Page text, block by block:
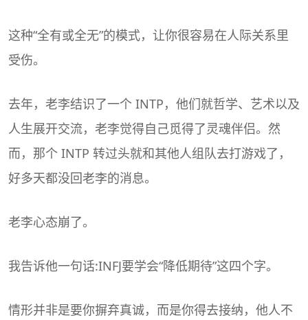
这种“全有或全无”的模式，让你很容易在人际关系里
受伤。
去年，老李结识了一个 INTP，他们就哲学、艺术以及
人生展开交流，老李觉得自己觅得了灵魂伴侣。然
而，那个 INTP 转过头就和其他人组队去打游戏了，
好多天都没回老李的消息。
老李心态崩了。
我告诉他一句话:INFJ要学会“降低期待”这四个字。
情形并非是要你摒弃真诚，而是你得去接纳，他人不